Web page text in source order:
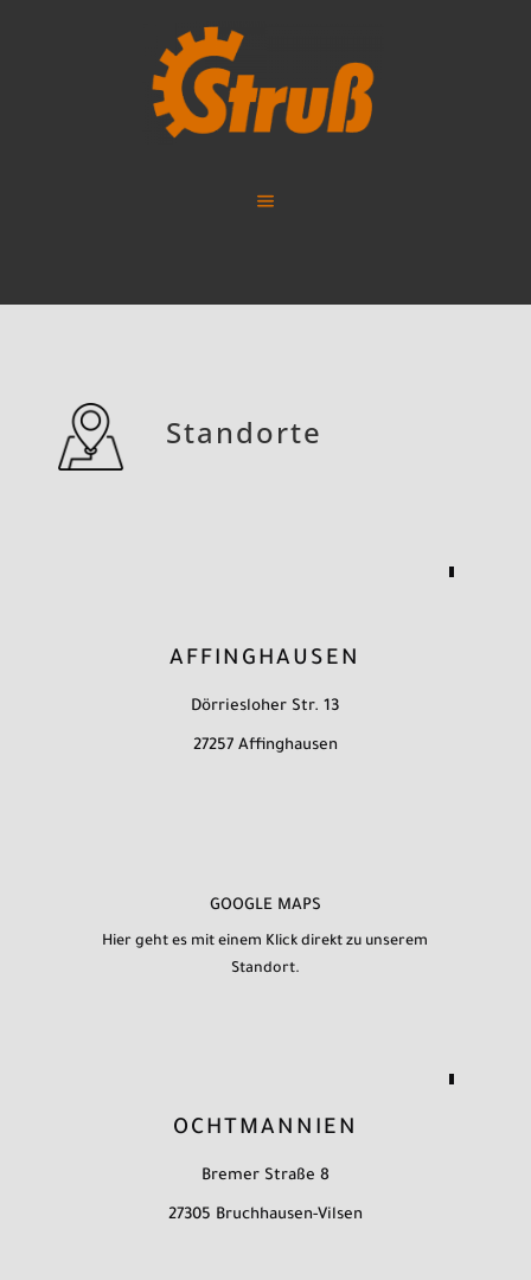
Standorte
AFFINGHAUSEN
Dörriesloher Str. 13
27257 Affinghausen
GOOGLE MAPS
Hier geht es mit einem Klick direkt zu unserem
Standort.
OCHTMANNIEN
Bremer Straße 8
27305 Bruchhausen-Vilsen